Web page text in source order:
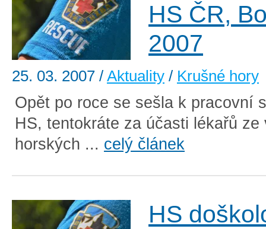
HS ČR,
2007
25. 03. 2007 / Aktuality / Krušné hory
Opět po roce se sešla k pracovní
HS, tentokráte za účasti lékařů ze
horských ... celý článek
HS